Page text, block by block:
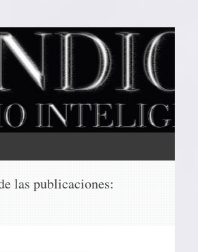
las publicaciones: